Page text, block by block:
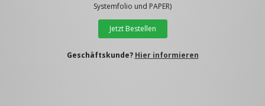
Systemfolio und PAPER)
Jetzt Bestellen
Geschäftskunde? Hier informieren